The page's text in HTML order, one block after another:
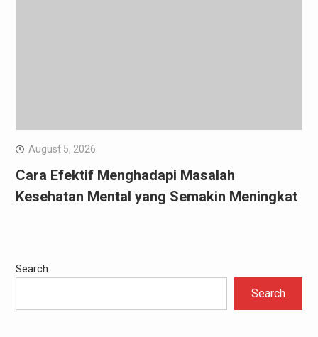
August 5, 2026
Cara Efektif Menghadapi Masalah
Kesehatan Mental yang Semakin Meningkat
Search
Search